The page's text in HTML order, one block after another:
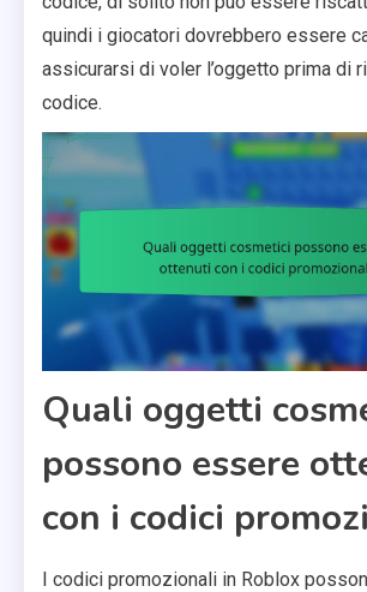
quindi i giocatori dovrebbero essere
assicurarsi di voler l’oggetto prima di
codice.
Quali oggetti
possono essere
con i codici
I codici promozionali in Roblox